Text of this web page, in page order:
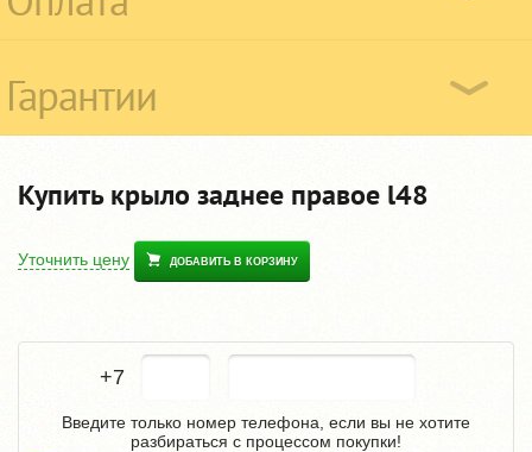
Гарантии
Купить крыло заднее правое l48
Уточнить цену ДОБАВИТЬ В КОРЗИНУ
+7
Введите только номер телефона, если вы не хотите
разбираться с процессом покупки!